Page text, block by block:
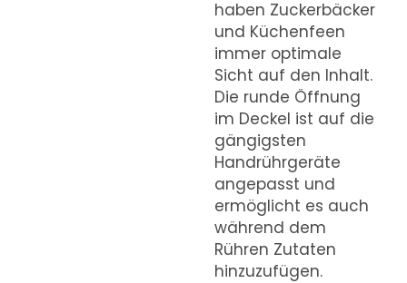
haben Zuckerbäcker
und Küchenfeen
immer optimale
Sicht auf den Inhalt.
Die runde Öffnung
im Deckel ist auf die
gängigsten
Handrührgeräte
angepasst und
ermöglicht es auch
während dem
Rühren Zutaten
hinzuzufügen.